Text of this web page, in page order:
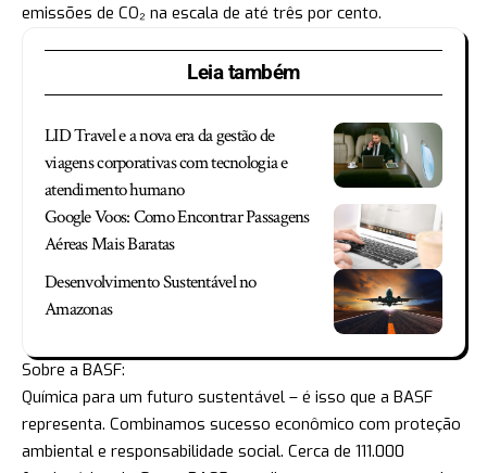
emissões de CO₂ na escala de até três por cento.
Leia também
LID Travel e a nova era da gestão de
viagens corporativas com tecnologia e
atendimento humano
Google Voos: Como Encontrar Passagens
Aéreas Mais Baratas
Desenvolvimento Sustentável no
Amazonas
Sobre a BASF:
Química para um futuro sustentável – é isso que a BASF
representa. Combinamos sucesso econômico com proteção
ambiental e responsabilidade social. Cerca de 111.000